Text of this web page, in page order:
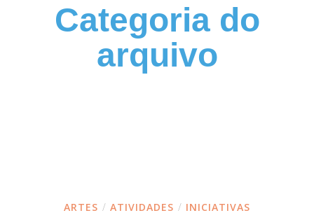
Categoria do
arquivo
ARTES / ATIVIDADES / INICIATIVAS